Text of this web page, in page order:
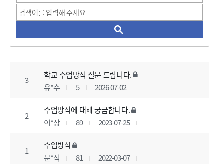
Q&A 목록 으로 번호, 제목, 작성자, 조회수, 등록 일로 나열 되고 있습니다.
3
학교 수업방식 질문 드립니다. 비
글
유*수 5 2026-07-02
2
수업방식에 대해 궁금합니다. 비
밀
글
이*상 89 2023-07-25
1
수업방식
비
밀
문*식 81 2022-03-07